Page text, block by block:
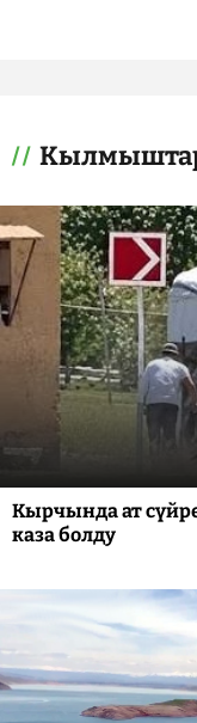
Кырчында ат
каза болду